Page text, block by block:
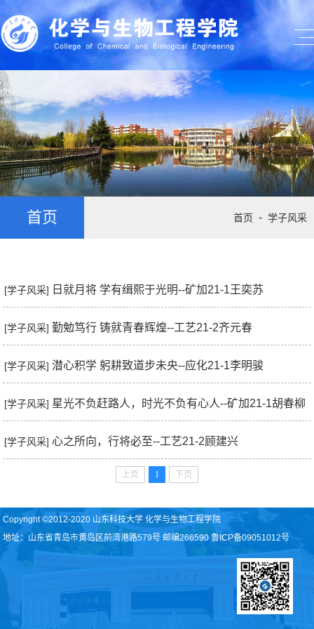
首页 首页 - 学子风采
[学子风采] 日就月将 学有缉熙于光明--矿加21-1王奕苏
[学子风采] 勤勉笃行 铸就青春辉煌--工艺21-2齐元春
[学子风采]潜心积学 躬耕致道步未央--应化21-1李明骏
[学子风采] 星光不负赶路人，时光不负有心人--矿加21-1胡春柳
[学子风采] 心之所向，行将必至--工艺21-2顾建兴
上页 1 下页
Copyright ©2012-2020 山东科技大学 化学与生物工程学院
地址：山东省青岛市黄岛区前湾港路579号 邮编266590 鲁ICP备09051012号